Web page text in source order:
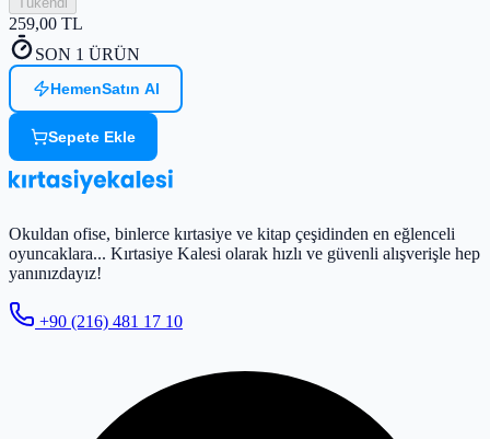
259,00 TL
SON 1 ÜRÜN
HemenSatın Al
Sepete Ekle
Okuldan ofise, binlerce kırtasiye ve kitap çeşidinden en eğlenceli
oyuncaklara... Kırtasiye Kalesi olarak hızlı ve güvenli alışverişle hep
yanınızdayız!
+90 (216) 481 17 10